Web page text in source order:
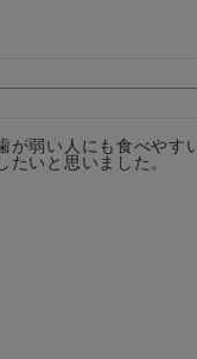
が弱い人にも食べやす
いと思いました。